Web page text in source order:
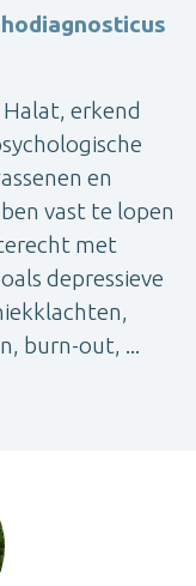
erkend
en
vast te lopen
met
depressieve
burn-out, ...